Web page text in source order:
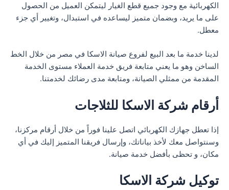
الكهربائية مع وجود جميع قطع الغيار ليتمكن العميل من الحصول
على ما يريد، وبضمان متميز ليساعده في استبدال، وتغيير أي جزء
معطل.
لدينا خدمة ما بعد البيع لفروع صيانة الاسكا في مصر من خلال الخط
الساخن وهو ما يعني متابعة فريق خدمة العملاء مستوى الخدمة
المقدمة من ممثلي الصيانة، ومتابعة مدى رضائك لخدمتنا.
أرقام شركة الاسكا للثلاجات
إذا تعطل جهازك الكهربائي اتصل علينا فوراً من خلال أرقام مركزنا،
وسنتواصل معك لأخذ بياناتك، وإرسال فريقنا المتميز إليك في أي
مكان، و تحظى بأفضل خدمة صيانة.
توكيل شركة الاسكا